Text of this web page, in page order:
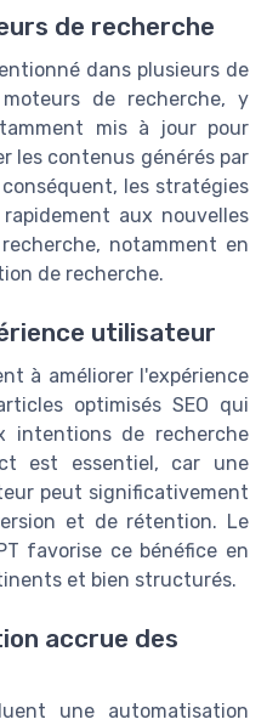
de recherche
dans plusieurs de
de recherche, y
mis à jour pour
les contenus générés par
les stratégies
aux nouvelles
notamment en
de recherche.
utilisateur
à améliorer l'expérience
optimisés SEO qui
intentions de recherche
est essentiel, car une
peut significativement
et de rétention. Le
favorise ce bénéfice en
et bien structurés.
accrue des
une automatisation